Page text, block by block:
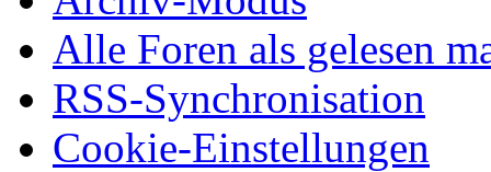
Alle Foren als gelesen
RSS-Synchronisation
Cookie-Einstellungen